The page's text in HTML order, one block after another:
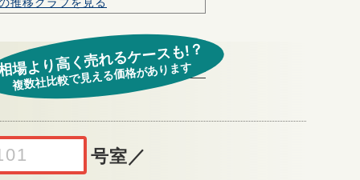
号室 ／
場より高く売れるケースも!？
複数社比較で見える価格があります